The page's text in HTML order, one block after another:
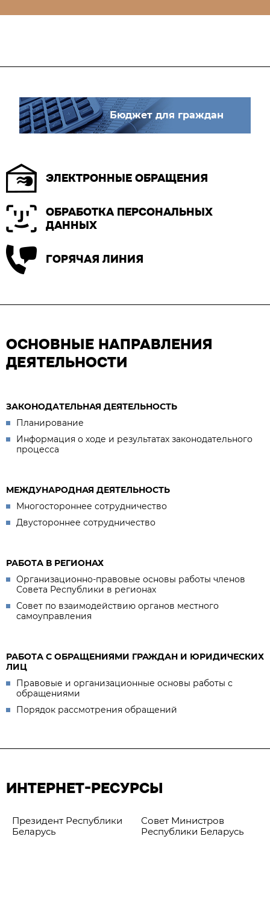
Бюджет для граждан
ЭЛЕКТРОННЫЕ ОБРАЩЕНИЯ
ОБРАБОТКА ПЕРСОНАЛЬНЫХ
ДАННЫХ
ГОРЯЧАЯ ЛИНИЯ
ОСНОВНЫЕ НАПРАВЛЕНИЯ
ДЕЯТЕЛЬНОСТИ
ЗАКОНОДАТЕЛЬНАЯ ДЕЯТЕЛЬНОСТЬ
Планирование
Информация о ходе и результатах законодательного
процесса
МЕЖДУНАРОДНАЯ ДЕЯТЕЛЬНОСТЬ
Многостороннее сотрудничество
Двустороннее сотрудничество
РАБОТА В РЕГИОНАХ
Организационно-правовые основы работы членов
Совета Республики в регионах
Совет по взаимодействию органов местного
самоуправления
РАБОТА С ОБРАЩЕНИЯМИ ГРАЖДАН И ЮРИДИЧЕСКИХ
ЛИЦ
Правовые и организационные основы работы с
обращениями
Порядок рассмотрения обращений
ИНТЕРНЕТ-РЕСУРСЫ
Президент Республики
Беларусь
Совет Министров
Республики Беларусь